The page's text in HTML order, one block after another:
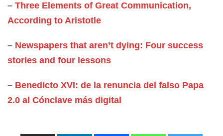
– Three Elements of Great Communication,
According to Aristotle
– Newspapers that aren’t dying: Four success
stories and four lessons
– Benedicto XVI: de la renuncia del falso Papa
2.0 al Cónclave más digital